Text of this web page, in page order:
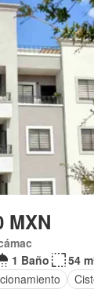
de vigilancia
Permite
MXN
1 Baño
54